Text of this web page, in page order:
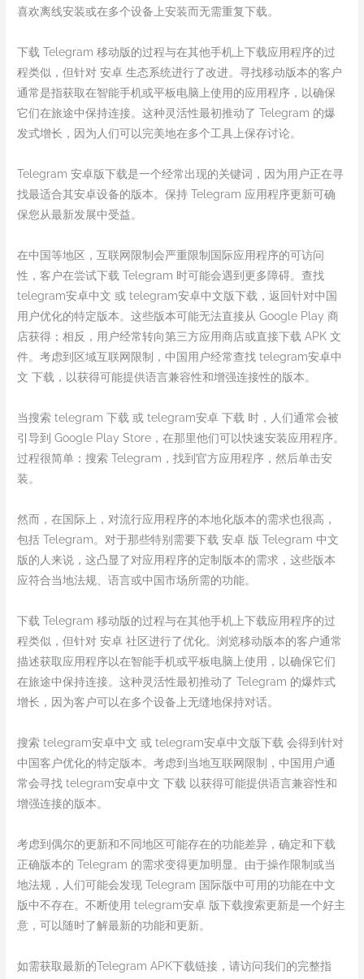
喜欢离线安装或在多个设备上安装而无需重复下载。
下载 Telegram 移动版的过程与在其他手机上下载应用程序的过
程类似，但针对 安卓 生态系统进行了改进。寻找移动版本的客户
通常是指获取在智能手机或平板电脑上使用的应用程序，以确保
它们在旅途中保持连接。这种灵活性最初推动了 Telegram 的爆
发式增长，因为人们可以完美地在多个工具上保存讨论。
Telegram 安卓版下载是一个经常出现的关键词，因为用户正在寻
找最适合其安卓设备的版本。保持 Telegram 应用程序更新可确
保您从最新发展中受益。
在中国等地区，互联网限制会严重限制国际应用程序的可访问
性，客户在尝试下载 Telegram 时可能会遇到更多障碍。查找
telegram安卓中文 或 telegram安卓中文版下载，返回针对中国
用户优化的特定版本。这些版本可能无法直接从 Google Play 商
店获得；相反，用户经常转向第三方应用商店或直接下载 APK 文
件。考虑到区域互联网限制，中国用户经常查找 telegram安卓中
文 下载，以获得可能提供语言兼容性和增强连接性的版本。
当搜索 telegram 下载 或 telegram安卓 下载 时，人们通常会被
引导到 Google Play Store，在那里他们可以快速安装应用程序。
过程很简单：搜索 Telegram，找到官方应用程序，然后单击安
装。
然而，在国际上，对流行应用程序的本地化版本的需求也很高，
包括 Telegram。对于那些特别需要下载 安卓 版 Telegram 中文
版的人来说，这凸显了对应用程序的定制版本的需求，这些版本
应符合当地法规、语言或中国市场所需的功能。
下载 Telegram 移动版的过程与在其他手机上下载应用程序的过
程类似，但针对 安卓 社区进行了优化。浏览移动版本的客户通常
描述获取应用程序以在智能手机或平板电脑上使用，以确保它们
在旅途中保持连接。这种灵活性最初推动了 Telegram 的爆炸式
增长，因为客户可以在多个设备上无缝地保持对话。
搜索 telegram安卓中文 或 telegram安卓中文版下载 会得到针对
中国客户优化的特定版本。考虑到当地互联网限制，中国用户通
常会寻找 telegram安卓中文 下载 以获得可能提供语言兼容性和
增强连接的版本。
考虑到偶尔的更新和不同地区可能存在的功能差异，确定和下载
正确版本的 Telegram 的需求变得更加明显。由于操作限制或当
地法规，人们可能会发现 Telegram 国际版中可用的功能在中文
版中不存在。不断使用 telegram安卓 版下载搜索更新是一个好主
意，可以随时了解最新的功能和更新。
如需获取最新的Telegram APK下载链接，请访问我们的完整指